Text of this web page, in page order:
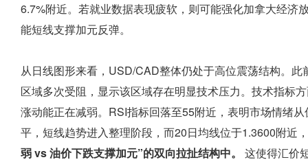
6.7%附近。若就业数据表现疲软，则可能强化加拿大经济
能短线支撑加元反弹。
从日线图形来看，USD/CAD整体仍处于高位震荡结构。
区域多次受阻，显示该区域存在明显技术压力。技术指标
涨动能正在减弱。RSI指标回落至55附近，表明市场情绪
平，短线趋势进入整理阶段，而20日均线位于1.3600附近
弱 vs 油价下跌支撑加元”的双向拉扯结构中。
这使得汇价